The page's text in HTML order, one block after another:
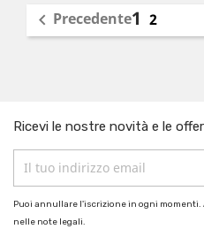
 Precedente1 2
Ricevi le nostre novità e le
Puoi annullare l'iscrizione in ogni momenti.
nelle note legali.